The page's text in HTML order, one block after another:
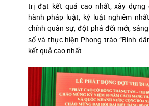
trị đạt kết quả cao nhất; xây dựng
hành pháp luật, kỷ luật nghiêm
chính quân sự, đột phá đổi mới,
số và thực hiện Phong trào “Bình
kết quả cao nhất.